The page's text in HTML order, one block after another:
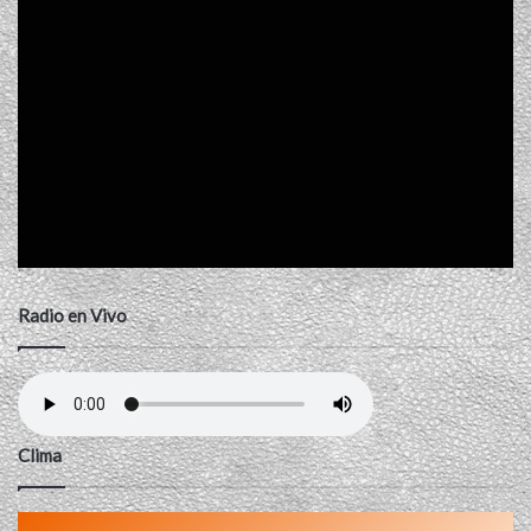
Radio en Vivo
Clima